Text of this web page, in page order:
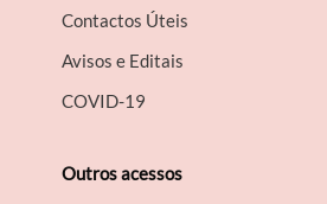
Contactos Úteis
Avisos e Editais
COVID-19
Outros acessos